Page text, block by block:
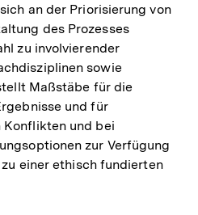
an der Priorisierung von
des Prozesses
zu involvierender
sowie
Maßstäbe für die
und für
Konflikten und bei
zur Verfügung
einer ethisch fundierten